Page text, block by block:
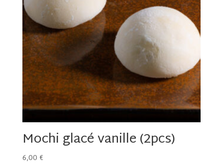
Mochi glacé vanille (2pcs)
6,00 €